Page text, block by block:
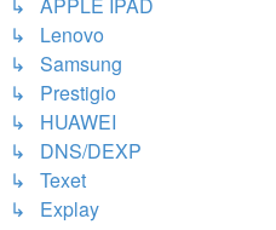
↳ Lenovo
↳ Samsung
↳ Prestigio
↳ HUAWEI
↳ DNS/DEXP
↳ Texet
↳ Explay